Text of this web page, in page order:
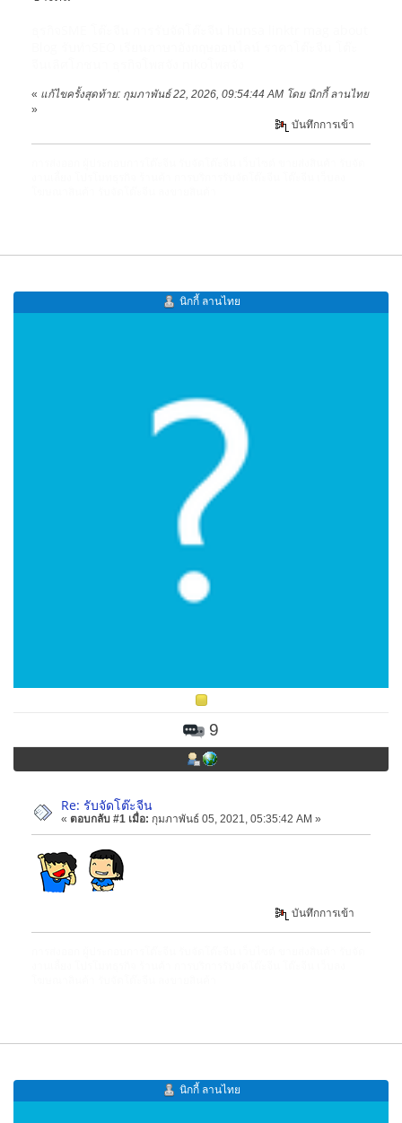
« แก้ไขครั้งสุดท้าย: กุมภาพันธ์ 22, 2026, 09:54:44 AM โดย นิกกี้ ลานไทย
»
บันทึกการเข้า
นิกกี้ ลานไทย
9
Re: รับจัดโต๊ะจีน
« ตอบกลับ #1 เมื่อ: กุมภาพันธ์ 05, 2021, 05:35:42 AM »
บันทึกการเข้า
นิกกี้ ลานไทย